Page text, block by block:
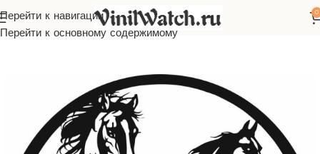
Перейти к навигации
Перейти к основному содержимому
0
Главная Часы из виниловой пластинки Животные